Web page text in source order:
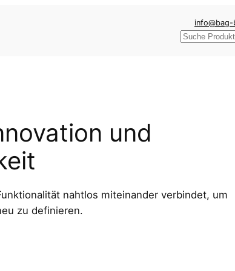
info@bag-
Suchen
und
nahtlos miteinander verbindet, um
zu definieren.